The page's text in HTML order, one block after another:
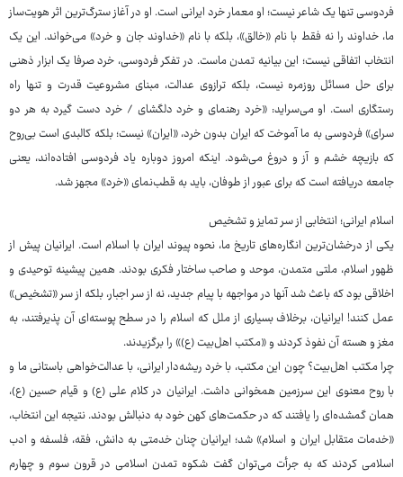
فردوسی تنها یک شاعر نیست؛ او معمار خرد ایرانی است. او در آغاز سترگ‌ترین اثر هویت‌ساز
ما، خداوند را نه فقط با نام «خالق»، بلکه با نام «خداوند جان و خرد» می‌خواند. این یک
انتخاب اتفاقی نیست؛ این بیانیه تمدن ماست. در تفکر فردوسی، خرد صرفا یک ابزار ذهنی
برای حل مسائل روزمره نیست، بلکه ترازوی عدالت، مبنای مشروعیت قدرت و تنها راه
رستگاری است. او می‌سراید: «خرد رهنمای و خرد دلگشای / خرد دست گیرد به هر دو
سرای» فردوسی به ما آموخت که ایران بدون خرد، «ایران» نیست؛ بلکه کالبدی است بی‌روح
که بازیچه خشم و آز و دروغ می‌شود. اینکه امروز دوباره یاد فردوسی افتاده‌اند، یعنی
جامعه دریافته است که برای عبور از طوفان، باید به قطب‌نمای «خرد» مجهز شد.
اسلام ایرانی؛ انتخابی از سر تمایز و تشخیص
یکی از درخشان‌ترین انگاره‌های تاریخ ما، نحوه پیوند ایران با اسلام است. ایرانیان پیش از
ظهور اسلام، ملتی متمدن، موحد و صاحب ساختار فکری بودند. همین پیشینه توحیدی و
اخلاقی بود که باعث شد آنها در مواجهه با پیام جدید، نه از سر اجبار، بلکه از سر «تشخیص»
عمل کنند! ایرانیان، برخلاف بسیاری از ملل که اسلام را در سطح پوسته‌ای آن پذیرفتند، به
مغز و هسته آن نفوذ کردند و «مکتب اهل‌بیت (ع)» را برگزیدند.
چرا مکتب اهل‌بیت؟ چون این مکتب، با خرد ریشه‌دار ایرانی، با عدالت‌خواهی باستانی ما و
با روح معنوی این سرزمین همخوانی داشت. ایرانیان در کلام علی (ع) و قیام حسین (ع)،
همان گمشده‌ای را یافتند که در حکمت‌های کهن خود به دنبالش بودند. نتیجه این انتخاب،
«خدمات متقابل ایران و اسلام» شد؛ ایرانیان چنان خدمتی به دانش، فقه، فلسفه و ادب
اسلامی کردند که به جرأت می‌توان گفت شکوه تمدن اسلامی در قرون سوم و چهارم